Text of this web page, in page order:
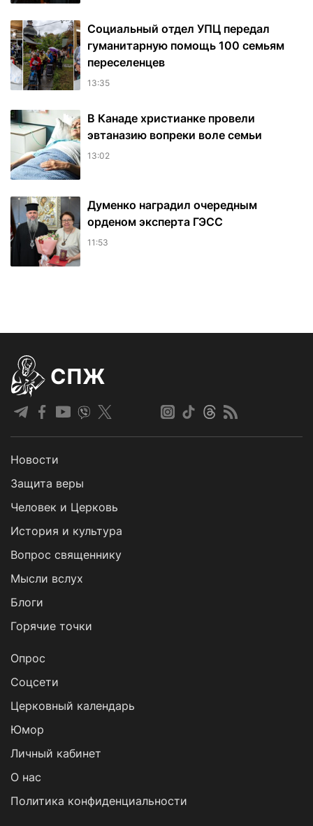
Социальный отдел УПЦ передал
гуманитарную помощь 100 семьям
переселенцев
13:35
В Канаде христианке провели
эвтаназию вопреки воле семьи
13:02
Думенко наградил очередным
орденом эксперта ГЭСС
11:53
СПЖ
Новости
Защита веры
Человек и Церковь
История и культура
Вопрос священнику
Мысли вслух
Блоги
Горячие точки
Опрос
Cоцсети
Церковный календарь
Юмор
Личный кабинет
О нас
Политика конфиденциальности